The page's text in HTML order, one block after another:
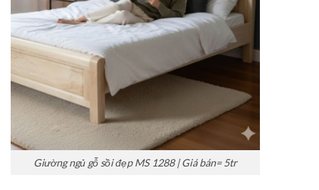
Giường ngủ gỗ sồi đẹp MS 1288 | Giá bán= 5tr